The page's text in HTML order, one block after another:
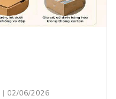
| 02/06/2026